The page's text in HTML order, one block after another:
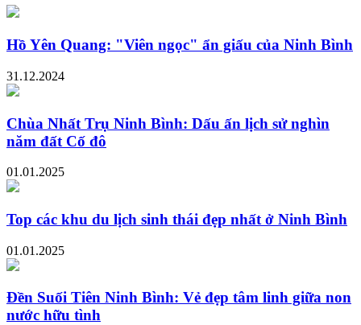
Hồ Yên Quang: "Viên ngọc" ẩn giấu của Ninh Bình
31.12.2024
Chùa Nhất Trụ Ninh Bình: Dấu ấn lịch sử nghìn
năm đất Cố đô
01.01.2025
Top các khu du lịch sinh thái đẹp nhất ở Ninh Bình
01.01.2025
Đền Suối Tiên Ninh Bình: Vẻ đẹp tâm linh giữa non
nước hữu tình